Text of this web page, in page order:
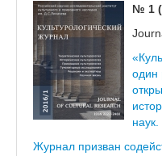
№ 1
один
наук.
Журнал призван